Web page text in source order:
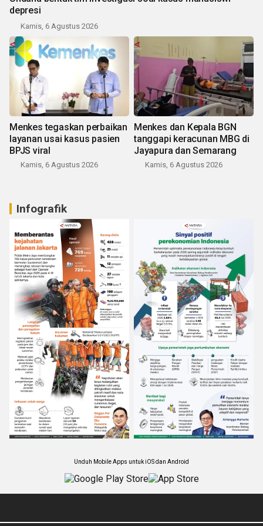
depresi
Kamis, 6 Agustus 2026
Menkes tegaskan perbaikan
layanan usai kasus pasien
BPJS viral
Kamis, 6 Agustus 2026
Menkes dan Kepala BGN
tanggapi keracunan MBG di
Jayapura dan Semarang
Kamis, 6 Agustus 2026
Infografik
Unduh Mobile Apps untuk iOS dan Android